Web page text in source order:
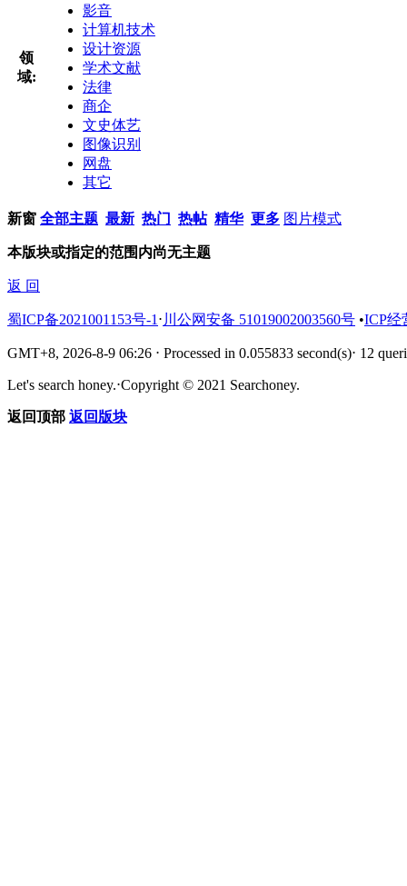
领
域:
影音
计算机技术
设计资源
学术文献
法律
商企
文史体艺
图像识别
网盘
其它
新窗 全部主题 最新 热门 热帖 精华 更多 图片模式
本版块或指定的范围内尚无主题
返 回
蜀ICP备2021001153号-1 ⋅ 川公网安备 51019002003560号 •ICP经
GMT+8, 2026-8-9 06:26 ⋅ Processed in 0.055833 second(s)⋅ 12
Let's search honey.⋅Copyright © 2021 Searchoney.
返回顶部 返回版块